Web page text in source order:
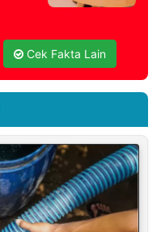
Cek Fakta Lain